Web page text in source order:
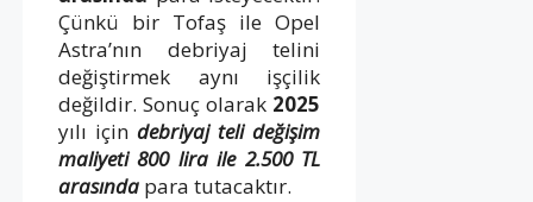
Çünkü bir Tofaş ile Opel
Astra’nın debriyaj telini
değiştirmek aynı işçilik
değildir. Sonuç olarak 2025
yılı içindebriyaj teli değişim
maliyeti 800 lira ile 2.500 TL
arasında para tutacaktır.